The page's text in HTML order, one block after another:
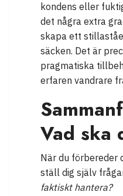
kondens eller
det några extra
skapa ett
säcken. Det är
pragmatiska
erfaren vandrare
Vad ska
När du förbereder
ställ dig själv
faktiskt hantera?